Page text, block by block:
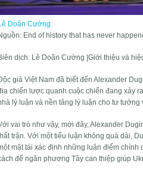
Doãn Cường
End of history that has never
dịch: Lê Doãn Cường |Giới thiệu và
giả Việt Nam đã biết đến Alexander
chiến lược quanh cuộc chiến đang xảy
lý luận và nền tảng lý luận cho tư
vai trò như vậy, mới đây, Alexander
trận. Với một tiểu luận không quá dài,
mặt tái xác định những luận điểm
để ngăn phương Tây can thiệp giúp